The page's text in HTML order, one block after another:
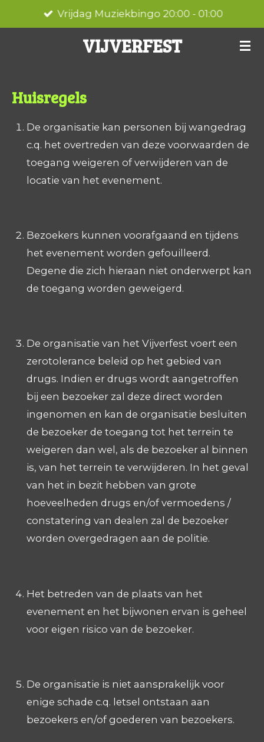
direct
VIJVERFEST
Vrijdag Muziekbingo 20:00 - 01:00
Huisregels
De organisatie kan personen bij wangedrag
c.q. het overtreden van deze voorwaarden de
toegang weigeren of verwijderen van de
locatie van het evenement.
Bezoekers kunnen voorafgaand en tijdens
het evenement worden gefouilleerd.
Degene die zich hieraan niet onderwerpt kan
de toegang worden geweigerd.
De organisatie van het Vijverfest voert een
zerotolerance beleid op het gebied van
drugs. Indien er drugs wordt aangetroffen
bij een bezoeker zal deze direct worden
ingenomen en kan de organisatie besluiten
de bezoeker de toegang tot het terrein te
weigeren dan wel, als de bezoeker al binnen
is, van het terrein te verwijderen. In het geval
van het in bezit hebben van grote
hoeveelheden drugs en/of vermoedens /
constatering van dealen zal de bezoeker
worden overgedragen aan de politie.
Het betreden van de plaats van het
evenement en het bijwonen ervan is geheel
voor eigen risico van de bezoeker.
De organisatie is niet aansprakelijk voor
enige schade c.q. letsel ontstaan aan
bezoekers en/of goederen van bezoekers.